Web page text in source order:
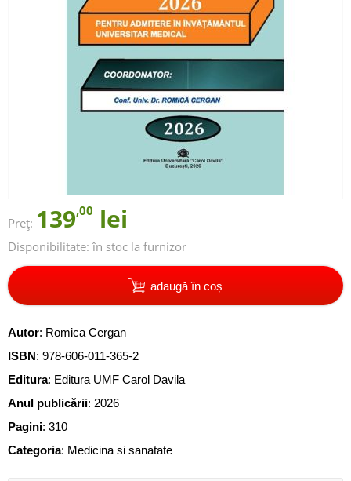
Preț: 139,00 lei
Disponibilitate: în stoc la furnizor
adaugă în coș
Autor: Romica Cergan
ISBN: 978-606-011-365-2
Editura: Editura UMF Carol Davila
Anul publicării: 2026
Pagini: 310
Categoria: Medicina si sanatate